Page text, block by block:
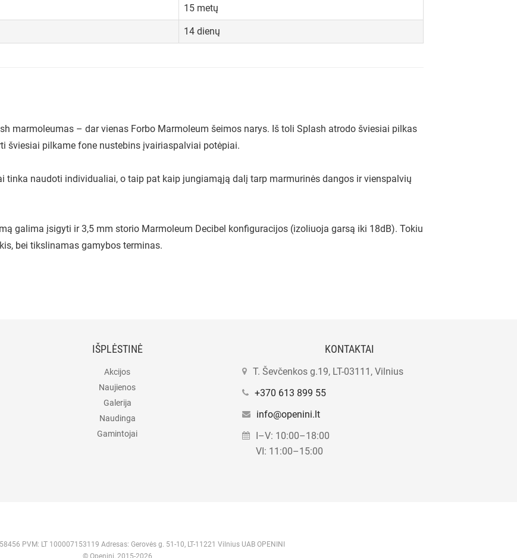
15 metų
14 dienų
marmoleumas – dar vienas Forbo Marmoleum šeimos narys. Iš toli Splash atrodo šviesiai pilkas
šviesiai pilkame fone nustebins įvairiaspalviai potėpiai.
tinka naudoti individualiai, o taip pat kaip jungiamąją dalį tarp marmurinės dangos ir vienspalvių
galima įsigyti ir 3,5 mm storio Marmoleum Decibel konfiguracijos (izoliuoja garsą iki 18dB). Tokiu
bei tikslinamas gamybos terminas.
IŠPLĖSTINĖ
Akcijos
Naujienos
Galerija
Naudinga
Gamintojai
KONTAKTAI
T. Ševčenkos g.19, LT-03111, Vilnius
+370 613 899 55
info@openini.lt
I–V: 10:00–18:00
VI: 11:00–15:00
PVM: LT 100007153119 Adresas: Gerovės g. 51-10, LT-11221 Vilnius UAB OPENINI
© Openini, 2015-2026